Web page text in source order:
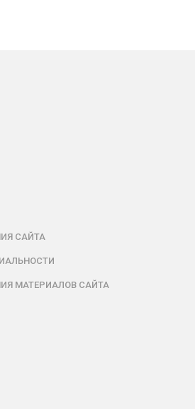
САЙТА
МАТЕРИАЛОВ САЙТА